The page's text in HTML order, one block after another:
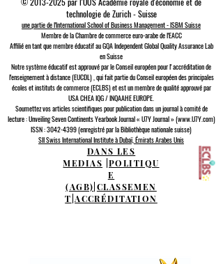
technologie de Zurich - Suisse
une partie de l'International School of Business Management - ISBM Suisse
Membre de la Chambre de commerce euro-arabe de l'EACC
Affilié en tant que membre éducatif au GQA Independent Global Quality Assurance Lab
en Suisse
Notre système éducatif est approuvé par leConseil européen pour l'accréditation de
l'enseignement à distance (EUCDL), qui fait partie duConseil européen des principales
écoles et instituts de commerce (ECLBS)et est un membre de qualité approuvé par
USA CHEA IQG / INQAAHE EUROPE.
Soumettez vos articles scientifiques pour publication dans un journal à comité de
lecture : Unveiling Seven Continents Yearbook Journal « U7Y Journal » (www.U7Y.com)
ISSN : 3042-4399 (enregistré par la Bibliothèque nationale suisse)
SII Swiss International Institute à Dubaï, Émirats Arabes Unis
DANS LES
MEDIAS
POLITIQU
E
(AGB) CLASSEMEN
T |ACCRÉDITATION